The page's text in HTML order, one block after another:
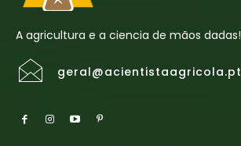
A agricultura e a ciencia de mãos dadas!
geral@acientistaagricola.pt